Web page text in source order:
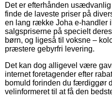
Det er efterhånden
finde de laveste priser på
en lang række Joha e-handler
salgspriserne på specielt
børn, og ligeså til voksne –
præstere gebyrfri levering.
Det kan dog alligevel være
internet foretagender efter
bomuld forinden du færdiggør
velinformeret til at få den